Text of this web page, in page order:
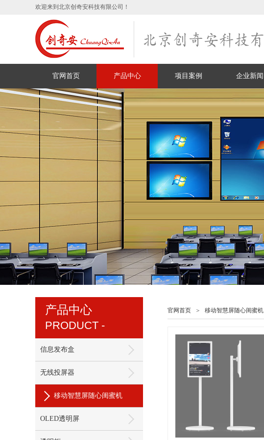
欢迎来到北京创奇安科技有限公司！
官网首页 产品中心 项目案例 企业新闻
产品中心
PRODUCT -
官网首页 ＞ 移动智慧屏随心闺蜜机
信息发布盒
无线投屏器
移动智慧屏随心闺蜜机
OLED透明屏